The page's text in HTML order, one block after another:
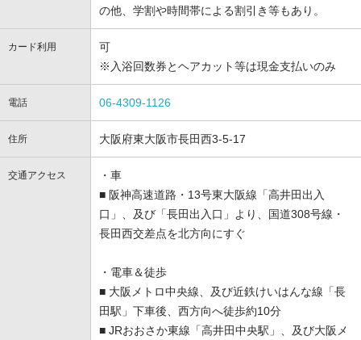
の他、学割や時間帯による割引き等もあり。
カード利用
可
※入浴回数券とヘアカット等は現金支払いのみ
電話 06-4309-1126
住所 大阪府東大阪市長田西3-5-17
交通アクセス
・車
■ 阪神高速道路・13号東大阪線「高井田出入
口」、及び「長田出入口」より、国道308号線・
長田西交差点を北方向にすぐ
・電車＆徒歩
■ 大阪メトロ中央線、及び近鉄けいはんな線「長
田駅」下車後、西方向へ徒歩約10分
■ JRおおさか東線「高井田中央駅」、及び大阪メ